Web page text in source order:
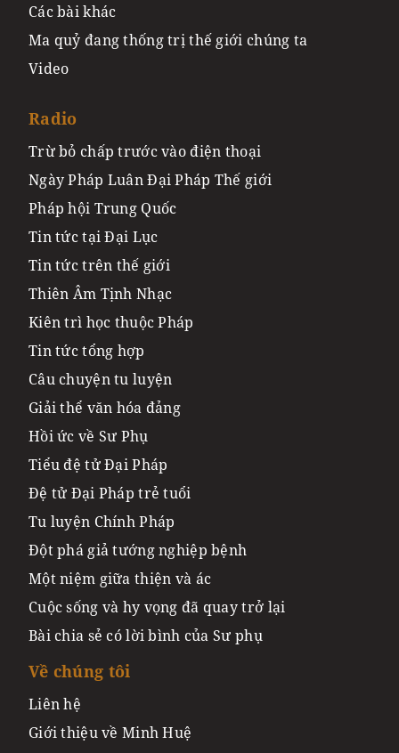
Các bài khác
Ma quỷ đang thống trị thế giới chúng ta
Video
Radio
Trừ bỏ chấp trước vào điện thoại
Ngày Pháp Luân Đại Pháp Thế giới
Pháp hội Trung Quốc
Tin tức tại Đại Lục
Tin tức trên thế giới
Thiên Âm Tịnh Nhạc
Kiên trì học thuộc Pháp
Tin tức tổng hợp
Câu chuyện tu luyện
Giải thể văn hóa đảng
Hồi ức về Sư Phụ
Tiểu đệ tử Đại Pháp
Đệ tử Đại Pháp trẻ tuổi
Tu luyện Chính Pháp
Đột phá giả tướng nghiệp bệnh
Một niệm giữa thiện và ác
Cuộc sống và hy vọng đã quay trở lại
Bài chia sẻ có lời bình của Sư phụ
Về chúng tôi
Liên hệ
Giới thiệu về Minh Huệ